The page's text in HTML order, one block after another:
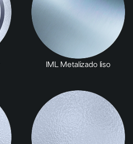
IML Metalizado liso